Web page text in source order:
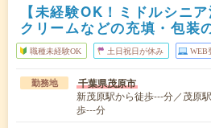
【未経験OK！ミドルシニ
クリームなどの充填・包装
職種未経験OK 土日祝日が休み WEB
勤務地 千葉県茂原市
新茂原駅から徒歩---分／茂原
歩---分